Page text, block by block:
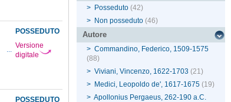
POSSEDUTO
Versione
digitale
...
POSSEDUTO
> Posseduto (42)
> Non posseduto (46)
Autore
> Commandino, Federico, 1509-1575
(88)
> Viviani, Vincenzo, 1622-1703 (21)
> Medici, Leopoldo de', 1617-1675 (19)
> Apollonius Pergaeus, 262-190 a.C.